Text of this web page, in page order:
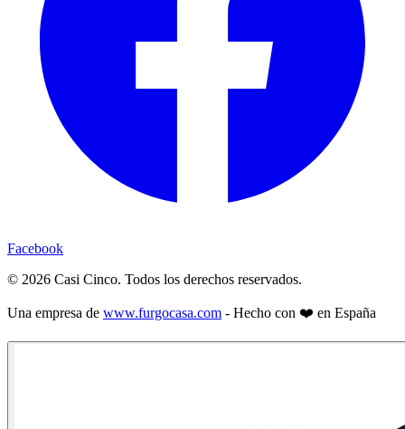
Facebook
© 2026 Casi Cinco. Todos los derechos reservados.
Una empresa de www.furgocasa.com - Hecho con ❤️ en España